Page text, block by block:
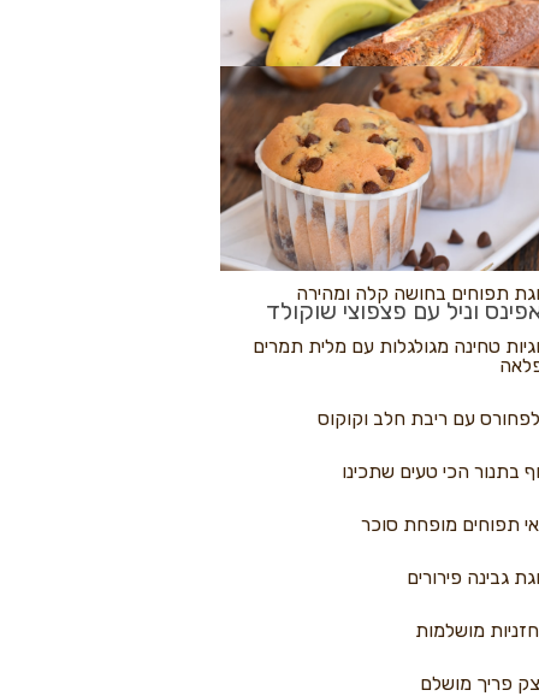
פיצה
בננות
וניל עם פצפוצי שוקולד
נקראים
תפוחים בחושה קלה ומהירה
טחינה מגולגלות עם מלית תמרים
עם ריבת חלב וקוקוס
בתנור הכי טעים שתכינו
תפוחים מופחת סוכר
גבינה פירורים
מושלמות
פריך מושלם